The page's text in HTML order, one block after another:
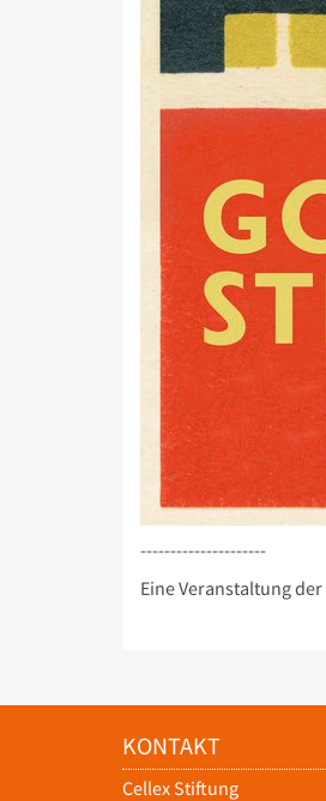
---------------------
Eine Veranstaltung
KONTAKT
Cellex Stiftung